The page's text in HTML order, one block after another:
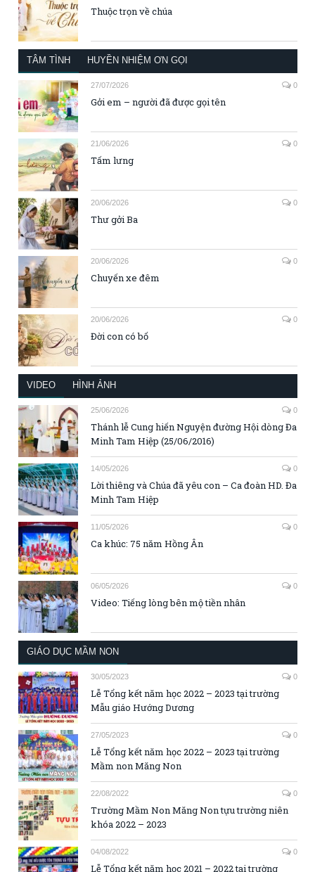
Thuộc trọn về chúa
TÂM TÌNH HUYỀN NHIỆM ƠN GỌI
27/07/2026 0
Gởi em – người đã được gọi tên
21/06/2026 0
Tấm lưng
20/06/2026 0
Thư gởi Ba
20/06/2026 0
Chuyến xe đêm
20/06/2026 0
Đời con có bố
VIDEO HÌNH ẢNH
25/06/2026 0
Thánh lễ Cung hiến Nguyện đường Hội dòng Đa
Minh Tam Hiệp (25/06/2016)
14/05/2026 0
Lời thiêng và Chúa đã yêu con – Ca đoàn HD. Đa
Minh Tam Hiệp
11/05/2026 0
Ca khúc: 75 năm Hồng Ân
06/05/2026 0
Video: Tiếng lòng bên mộ tiền nhân
GIÁO DỤC MẦM NON
30/05/2023 0
Lễ Tổng kết năm học 2022 – 2023 tại trường
Mẫu giáo Hướng Dương
27/05/2023 0
Lễ Tổng kết năm học 2022 – 2023 tại trường
Mầm non Măng Non
22/08/2022 0
Trường Mầm Non Măng Non tựu trường niên
khóa 2022 – 2023
04/08/2022 0
Lễ Tổng kết năm học 2021 – 2022 tại trường